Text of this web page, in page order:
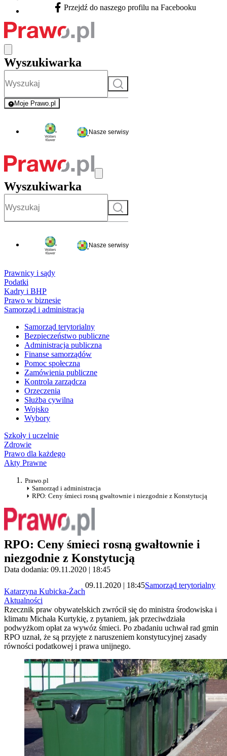
Facebook - otwiera się w nowej karcie
Przejdź do naszego profilu na Facebooku
Wyszukiwarka
Szukaj
Moje Prawo.pl
- rejestracja i logowanie do serwisu
Nasze serwisy
Wyszukiwarka
Szukaj
Nasze serwisy
Prawnicy i sądy
Podatki
Kadry i BHP
Prawo w biznesie
Samorząd i administracja
Samorząd terytorialny
Bezpieczeństwo publiczne
Administracja publiczna
Finanse samorządów
Pomoc społeczna
Zamówienia publiczne
Kontrola zarządcza
Orzeczenia
Służba cywilna
Wojsko
Wybory
Szkoły i uczelnie
Zdrowie
Prawo dla każdego
Akty Prawne
Prawo.pl
Samorząd i administracja
RPO: Ceny śmieci rosną gwałtownie i niezgodnie z Konstytucją
RPO: Ceny śmieci rosną gwałtownie i
niezgodnie z Konstytucją
Data dodania: 09.11.2020 | 18:45
Katarzyna Kubicka-Żach
09.11.2020 | 18:45Samorząd terytorialny
Aktualności
Rzecznik praw obywatelskich zwrócił się do ministra środowiska i
klimatu Michała Kurtykię, z pytaniem, jak przeciwdziała
podwyżkom opłat za wywóz śmieci. Po zbadaniu uchwał rad gmin
RPO uznał, że są przyjęte z naruszeniem konstytucyjnej zasady
równości podatkowej i prawa unijnego.